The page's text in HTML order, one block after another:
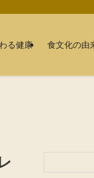
る健康 食文化の由